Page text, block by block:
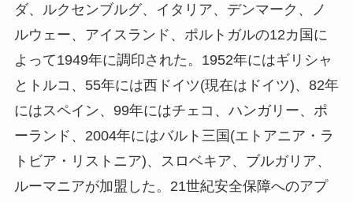
ダ、ルクセンブルグ、イタリア、デンマーク、ノ
ルウェー、アイスランド、ポルトガルの12カ国に
よって1949年に調印された。1952年にはギリシャ
とトルコ、55年には西ドイツ(現在はドイツ)、82年
にはスペイン、99年にはチェコ、ハンガリー、ポ
ーランド、2004年にはバルト三国(エトアニア・ラ
トビア・リストニア)、スロベキア、ブルガリア、
ルーマニアが加盟した。21世紀安全保障へのアプ